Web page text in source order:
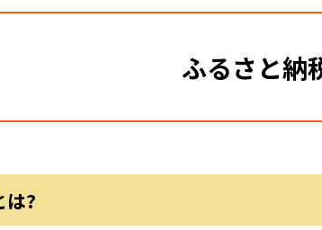
ふるさと納
は?